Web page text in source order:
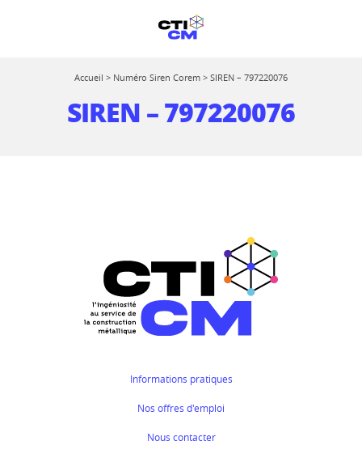
Accueil > Numéro Siren Corem > SIREN – 797220076
SIREN – 797220076
Informations pratiques
Nos offres d'emploi
Nous contacter